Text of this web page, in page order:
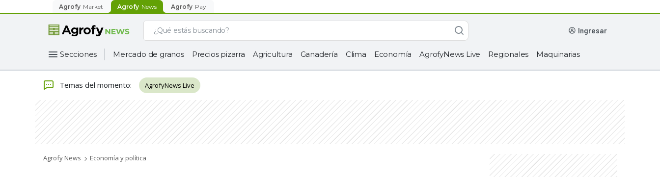
Agrofy Market Agrofy News Agrofy Pay
ingresar
Secciones Mercado de granos Precios pizarra Agricultura Ganadería Clima Economía AgrofyNews Live Regionales Maquinarias
Temas del momento: AgrofyNews Live
Agrofy News Economía y política